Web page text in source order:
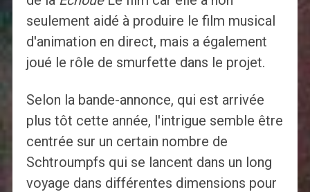
seulement aidé à produire le film musical
d'animation en direct, mais a également
joué le rôle de smurfette dans le projet.
Selon la bande-annonce, qui est arrivée
plus tôt cette année, l'intrigue semble être
centrée sur un certain nombre de
Schtroumpfs qui se lancent dans un long
voyage dans différentes dimensions pour